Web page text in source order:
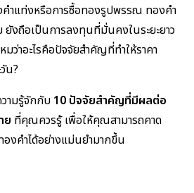
คำแท่งหรือการซื้อทองรูปพรรณ ทองคำ
ยังถือเป็นการลงทุนที่มั่นคงในระยะยาว
ว่าอะไรคือปัจจัยสำคัญที่ทำให้ราคา
น?
วามรู้จักกับ 10 ปัจจัยสำคัญที่มีผลต่อ
ย ที่คุณควรรู้ เพื่อให้คุณสามารถคาด
งคำได้อย่างแม่นยำมากขึ้น